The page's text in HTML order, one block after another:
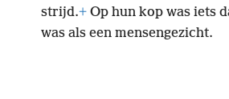
strijd.+Op hun kop was iets
was als een mensengezicht.